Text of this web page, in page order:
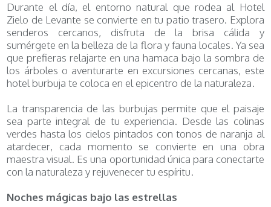
Durante el día, el entorno natural que rodea al Hotel
Zielo de Levante se convierte en tu patio trasero. Explora
senderos cercanos, disfruta de la brisa cálida y
sumérgete en la belleza de la flora y fauna locales. Ya sea
que prefieras relajarte en una hamaca bajo la sombra de
los árboles o aventurarte en excursiones cercanas, este
hotel burbuja te coloca en el epicentro de la naturaleza.
La transparencia de las burbujas permite que el paisaje
sea parte integral de tu experiencia. Desde las colinas
verdes hasta los cielos pintados con tonos de naranja al
atardecer, cada momento se convierte en una obra
maestra visual. Es una oportunidad única para conectarte
con la naturaleza y rejuvenecer tu espíritu.
Noches mágicas bajo las estrellas